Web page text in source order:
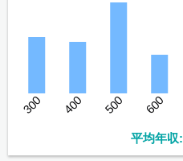
300 400 500 600
平均年収